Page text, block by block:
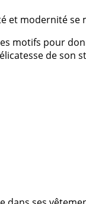
et modernité
motifs pour
de son